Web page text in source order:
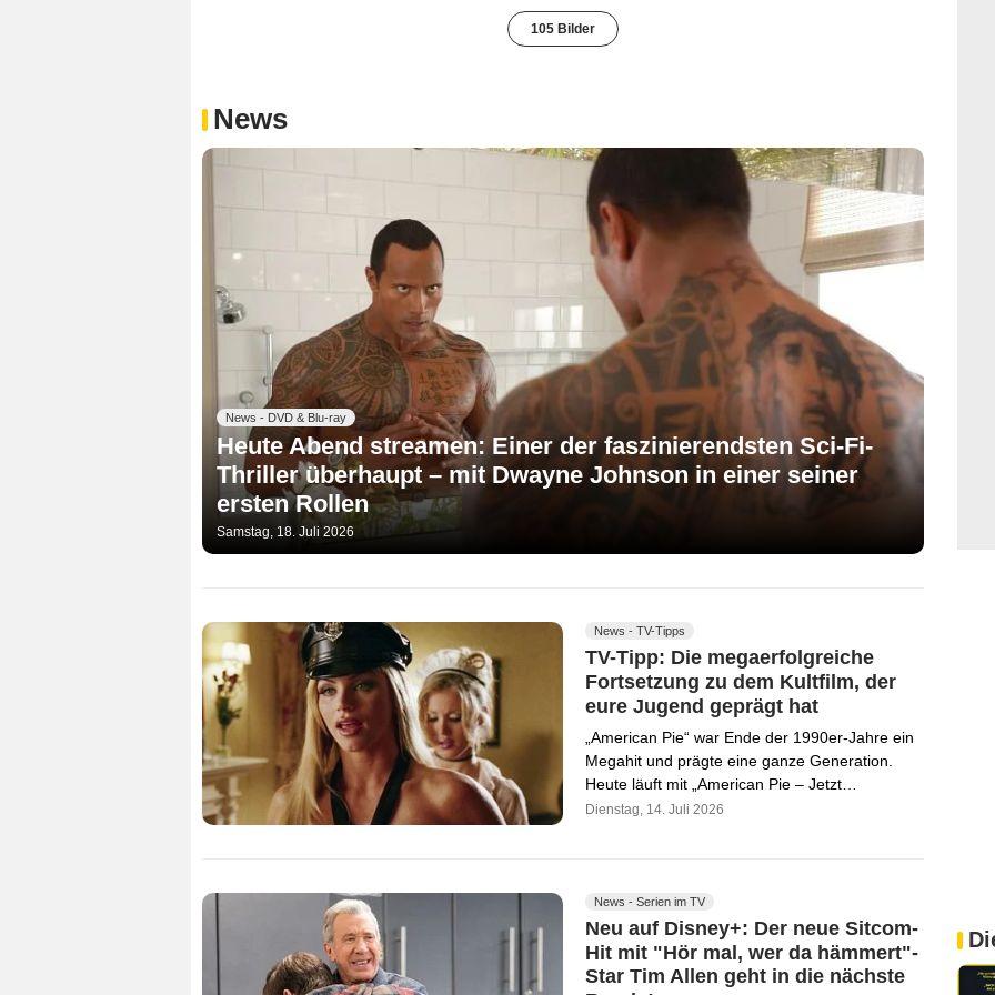
105 Bilder
News
News - DVD & Blu-ray
Heute Abend streamen: Einer der faszinierendsten Sci-Fi-
Thriller überhaupt – mit Dwayne Johnson in einer seiner
ersten Rollen
Samstag, 18. Juli 2026
News - TV-Tipps
TV-Tipp: Die megaerfolgreiche
Fortsetzung zu dem Kultfilm, der
eure Jugend geprägt hat
„American Pie“ war Ende der 1990er-Jahre ein
Megahit und prägte eine ganze Generation.
Heute läuft mit „American Pie – Jetzt…
Dienstag, 14. Juli 2026
News - Serien im TV
Neu auf Disney+: Der neue Sitcom-
Hit mit "Hör mal, wer da hämmert"-
Star Tim Allen geht in die nächste